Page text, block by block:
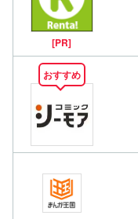
[PR]
おすすめ